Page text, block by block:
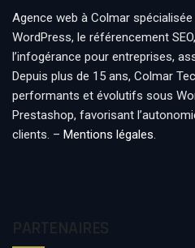
Agence web à Colmar
WordPress, le référencement
l’infogérance pour entreprises,
Depuis plus de 15 ans, Colmar
performants et évolutifs sous
Prestashop, favorisant
clients. – Mentions légales.